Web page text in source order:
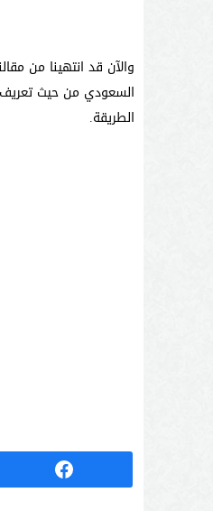
والآن قد انتهينا من
السعودي من حيث تعريف
الطريقة.